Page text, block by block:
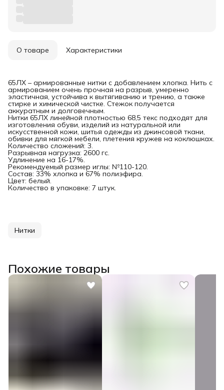
О товаре Характеристики
65ЛХ – армированные нитки с добавлением хлопка. Нить с
армированием очень прочная на разрыв, умеренно
эластичная, устойчива к вытягиванию и трению, а также
стирке и химической чистке. Стежок получается
аккуратным и долговечным.
Нитки 65ЛХ линейной плотностью 68,5 текс подходят для
изготовления обуви, изделий из натуральной или
искусственной кожи, шитья одежды из джинсовой ткани,
обивки для мягкой мебели, плетения кружев на коклюшках.
Количество сложений: 3.
Разрывная нагрузка: 2600 гс.
Удлинение на 16-17%.
Рекомендуемый размер иглы: №110-120.
Состав: 33% хлопка и 67% полиэфира.
Цвет: белый.
Количество в упаковке: 7 штук.
Нитки
Похожие товары